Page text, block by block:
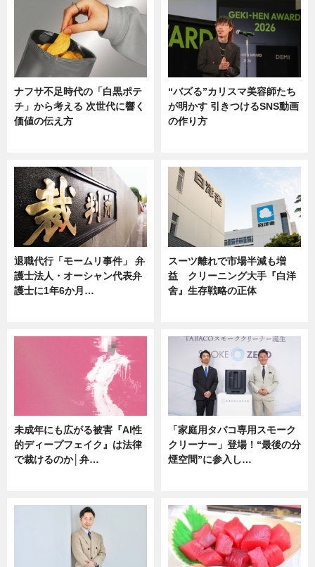
ナフサ不足時代の「白黒ポテ
チ」から考える 次世代に響く
価値の伝え方
“バズる”カリスマ美容師たち
が明かす 引きつけるSNS動画
の作り方
退職代行「モームリ事件」 弁
護士法人・オーシャン代表弁
護士に1年6か月…
スーツ離れで市場半減も増
益 クリーニング大手『白洋
舍』生存戦略の正体
未成年にも広がる被害『AI性
的ディープフェイク』は法律
で裁けるのか│弁…
「家庭用タバコ専用スモーク
クリーナー」登場！“最後の分
煙空間”に参入し…